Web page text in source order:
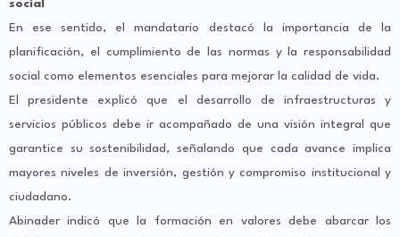
social
En ese sentido, el mandatario destacó la importancia de la
planificación, el cumplimiento de las normas y la responsabilidad
social como elementos esenciales para mejorar la calidad de vida.
El presidente explicó que el desarrollo de infraestructuras y
servicios públicos debe ir acompañado de una visión integral que
garantice su sostenibilidad, señalando que cada avance implica
mayores niveles de inversión, gestión y compromiso institucional y
ciudadano.
Abinader indicó que la formación en valores debe abarcar los